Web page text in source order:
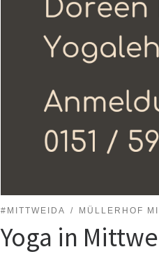
#MITTWEIDA MÜLLERHOF
Yoga in